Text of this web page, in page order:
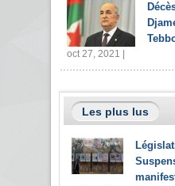
oct 27, 2021 |
Les plus lus